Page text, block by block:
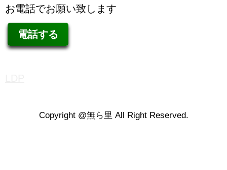
お電話でお願い致します
電話する
Copyright @無ら里 All Right Reserved.